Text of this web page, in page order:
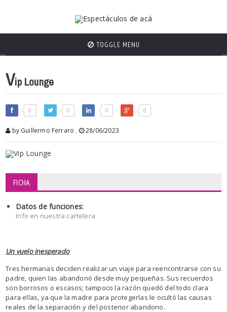
TOGGLE MENU
Vip Lounge
0 0 0 0
by Guillermo Ferraro , 28/06/2023
FICHA
Datos de funciones:
Info en nuestra cartelera
Un vuelo inesperado
Tres hermanas deciden realizar un viaje para reencontrarse con su
padre, quien las abandonó desde muy pequeñas. Sus recuerdos
son borrosos o escasos; tampoco la razón quedó del todo clara
para ellas, ya que la madre para protegerlas le ocultó las causas
reales de la separación y del posterior abandono.